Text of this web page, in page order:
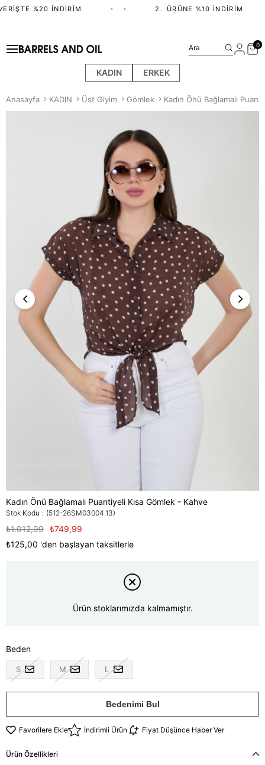
%20 İNDIRIM 2.⁠ ⁠ÜRÜNE %10 İNDIRIM
KADIN ERKEK
Ara 0
Anasayfa KADIN Üst Giyim Gömlek Kadın Önü Bağlamalı
Kadın Önü Bağlamalı Puantiyeli Kısa Gömlek - Kahve
Stok Kodu (512-26SM03004.13)
₺1.012,99 ₺749,99
₺125,00 'den başlayan taksitlerle
Ürün stoklarımızda kalmamıştır.
Beden
S M L
Bedenimi Bul
Favorilere Ekle İndirimli Ürün Fiyat Düşünce Haber Ver
Ürün Özellikleri